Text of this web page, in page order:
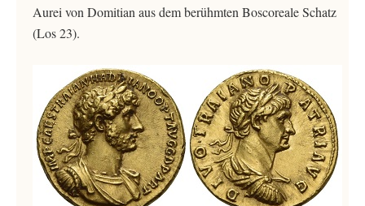
Aurei von Domitian aus dem berühmten Boscoreale Schatz
(Los 23).